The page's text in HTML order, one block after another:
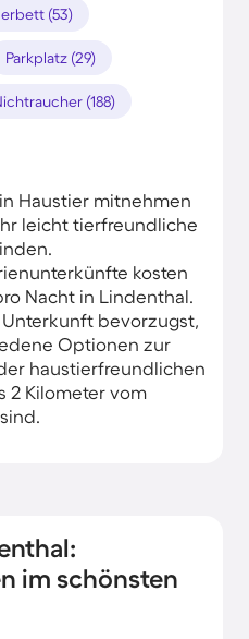
(53)
Parkplatz (29)
(188)
Haustier mitnehmen
leicht tierfreundliche
kosten
Nacht in Lindenthal.
bevorzugst,
Optionen zur
haustierfreundlichen
2 Kilometer vom
im schönsten